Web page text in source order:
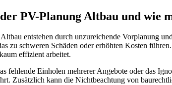
PV-Planung Altbau und wie
entstehen durch unzureichende Vorplanung
zu schweren Schäden oder erhöhten Kosten
effizient arbeitet.
fehlende Einholen mehrerer Angebote oder das
Zusätzlich kann die Nichtbeachtung von